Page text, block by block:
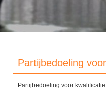
Partijbedoeling
Partijbedoeling voor